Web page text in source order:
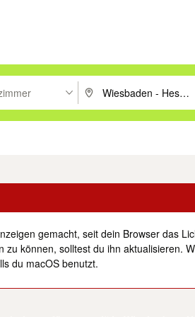
suchen, oder Vorschläge mit den
PLZ oder Ort eingeben.
gemacht, seit dein Browser das
zu können, solltest du ihn aktualisieren.
du macOS benutzt.